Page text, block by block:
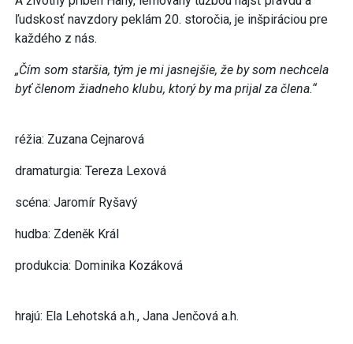
ľudskosť navzdory peklám 20. storočia, je inšpiráciou pre
každého z nás.
„Čím som staršia, tým je mi jasnejšie, že by som nechcela
byť členom žiadneho klubu, ktorý by ma prijal za člena.“
réžia: Zuzana Cejnarová
dramaturgia: Tereza Lexová
scéna: Jaromír Ryšavý
hudba: Zdeněk Král
produkcia: Dominika Kozáková
hrajú: Ela Lehotská a.h., Jana Jenčová a.h.